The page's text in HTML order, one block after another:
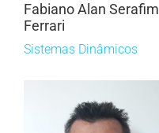
Fabiano Alan Serafim
Ferrari
Sistemas Dinâmicos